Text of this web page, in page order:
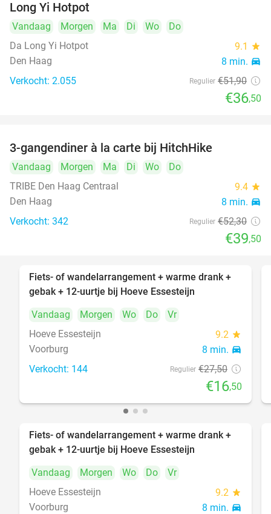
Long Yi Hotpot
Vandaag Morgen Ma Di Wo
Do
Da Long Yi Hotpot
9.1 star
Den Haag 8 min. directions_car
Verkocht: 2.055 Regulier €51,90
€36,50
3-gangendiner à la carte bij HitchHike
Vandaag Morgen Ma Di Wo
Do
TRIBE Den Haag Centraal
9.4 star
Den Haag 8 min. directions_car
Verkocht: 342 Regulier €52,30
€39,50
40%
Fiets- of wandelarrangement + warme drank +
gebak + 12-uurtje bij Hoeve Essesteijn
Vandaag
Morgen Wo Do
Vr
Hoeve Essesteijn
9.2 star
Voorburg 8 min. directions_car
Verkocht: 144 Regulier €27,50
€16,50
40%
Fiets- of wandelarrangement + warme drank +
gebak + 12-uurtje bij Hoeve Essesteijn
Vandaag
Morgen Wo Do
Vr
Hoeve Essesteijn
9.2 star
Voorburg 8 min. directions_car